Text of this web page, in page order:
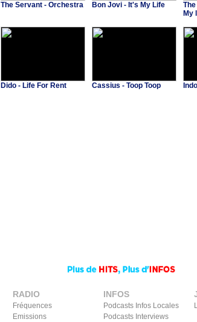
The Servant - Orchestra Bon Jovi - It's My Life
My
Dido - Life For Rent Cassius - Toop Toop
RADIO
Fréquences
Emissions
INFOS
Podcasts Infos Locales
Podcasts Interviews